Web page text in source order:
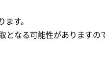
す。
なる可能性がありますの